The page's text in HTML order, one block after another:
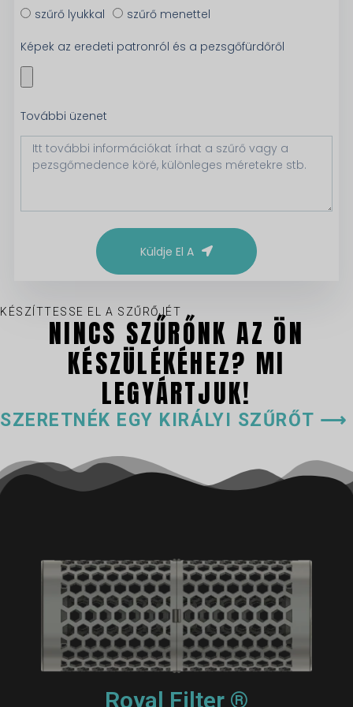
szűrő lyukkal szűrő menettel
Képek az eredeti patronról és a pezsgőfürdőről
További üzenet
Küldje El A
KÉSZÍTTESSE EL A SZŰRŐJÉT
NINCS SZŰRŐNK AZ ÖN
KÉSZÜLÉKÉHEZ? MI
LEGYÁRTJUK!
SZERETNÉK EGY KIRÁLYI SZŰRŐT ⟶
Royal Filter ®